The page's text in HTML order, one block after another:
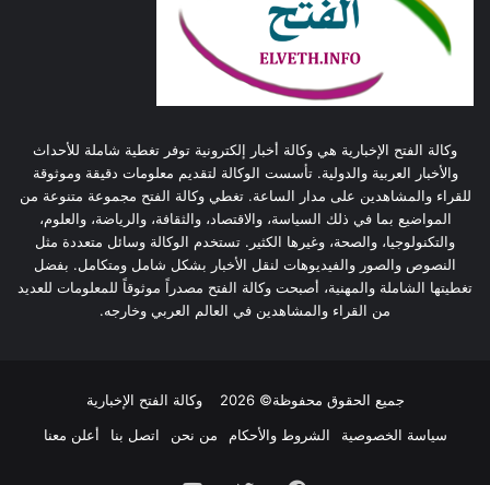
وكالة الفتح الإخبارية هي وكالة أخبار إلكترونية توفر تغطية شاملة للأحداث
والأخبار العربية والدولية. تأسست الوكالة لتقديم معلومات دقيقة وموثوقة
للقراء والمشاهدين على مدار الساعة. تغطي وكالة الفتح مجموعة متنوعة من
المواضيع بما في ذلك السياسة، والاقتصاد، والثقافة، والرياضة، والعلوم،
والتكنولوجيا، والصحة، وغيرها الكثير. تستخدم الوكالة وسائل متعددة مثل
النصوص والصور والفيديوهات لنقل الأخبار بشكل شامل ومتكامل. بفضل
تغطيتها الشاملة والمهنية، أصبحت وكالة الفتح مصدراً موثوقاً للمعلومات للعديد
من القراء والمشاهدين في العالم العربي وخارجه.
جميع الحقوق محفوظة© 2026
وكالة الفتح الإخبارية
سياسة الخصوصية
الشروط والأحكام من نحن اتصل بنا أعلن معنا